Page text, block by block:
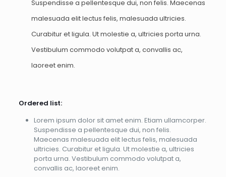
Suspendisse a pellentesque dui, non felis. Maecenas
malesuada elit lectus felis, malesuada ultricies.
Curabitur et ligula. Ut molestie a, ultricies porta urna.
Vestibulum commodo volutpat a, convallis ac,
laoreet enim.
Ordered list:
Lorem ipsum dolor sit amet enim. Etiam ullamcorper.
Suspendisse a pellentesque dui, non felis.
Maecenas malesuada elit lectus felis, malesuada
ultricies. Curabitur et ligula. Ut molestie a, ultricies
porta urna. Vestibulum commodo volutpat a,
convallis ac, laoreet enim.